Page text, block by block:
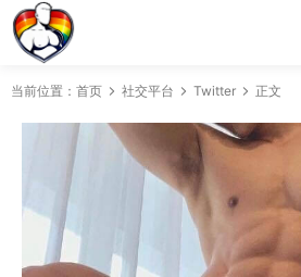
当前位置： 首页 社交平台 Twitter 正文